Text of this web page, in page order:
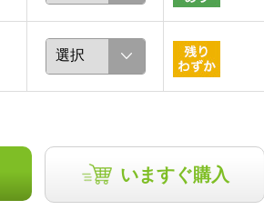
いますぐ購入